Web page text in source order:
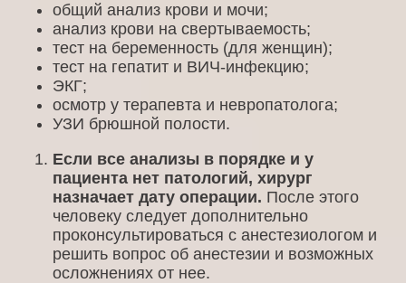
общий анализ крови и мочи;
анализ крови на свертываемость;
тест на беременность (для женщин);
тест на гепатит и ВИЧ-инфекцию;
ЭКГ;
осмотр у терапевта и невропатолога;
УЗИ брюшной полости.
Если все анализы в порядке и у
пациента нет патологий, хирург
назначает дату операции. После этого
человеку следует дополнительно
проконсультироваться с анестезиологом и
решить вопрос об анестезии и возможных
осложнениях от нее.